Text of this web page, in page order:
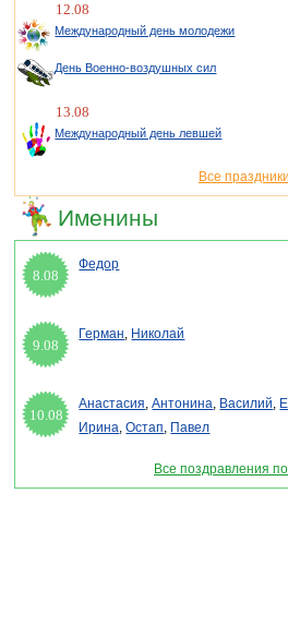
12.08
Международный день молодежи
День Военно-воздушных сил
13.08
Международный день левшей
Все праздники
Именины
8.08
Федор
9.08
Герман, Николай
10.08
Анастасия,Антонина, Василий,
Ирина,Остап, Павел
Все поздравления